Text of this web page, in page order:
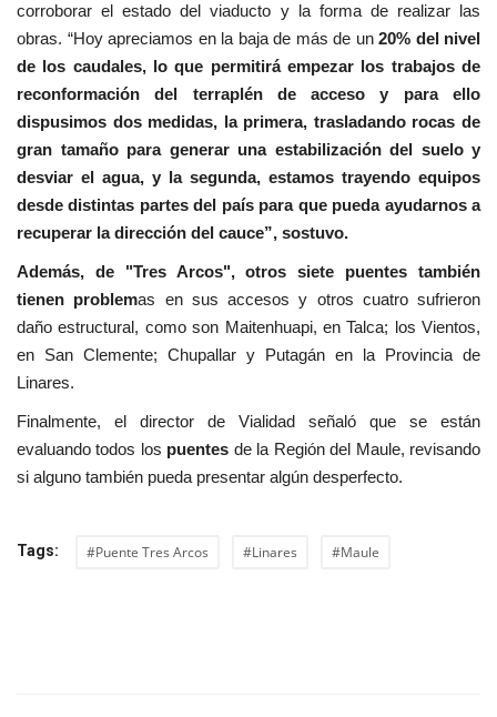
corroborar el estado del viaducto y la forma de realizar las
obras. “Hoy apreciamos en la baja de más de un 20% del nivel
de los caudales, lo que permitirá empezar los trabajos de
reconformación del terraplén de acceso y para ello
dispusimos dos medidas, la primera, trasladando rocas de
gran tamaño para generar una estabilización del suelo y
desviar el agua, y la segunda, estamos trayendo equipos
desde distintas partes del país para que pueda ayudarnos a
recuperar la dirección del cauce”, sostuvo.
Además, de "Tres Arcos", otros siete puentes también
tienen problemas en sus accesos y otros cuatro sufrieron
daño estructural, como son Maitenhuapi, en Talca; los Vientos,
en San Clemente; Chupallar y Putagán en la Provincia de
Linares.
Finalmente, el director de Vialidad señaló que se están
evaluando todos los puentes de la Región del Maule, revisando
si alguno también pueda presentar algún desperfecto.
Tags: #Puente Tres Arcos #Linares #Maule